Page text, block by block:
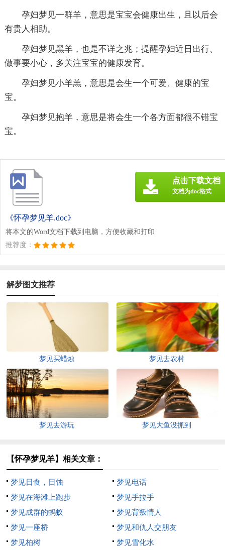
孕妇梦见一群羊，意思是宝宝会健康出生，且以后会
有贵人相助。
孕妇梦见黑羊，也是不详之兆；提醒孕妇近日出行、
做事要小心，多关注宝宝的健康发育。
孕妇梦见小羊羔，意思是会生一个可爱、健康的宝
宝。
孕妇梦见抱羊，意思是将会生一个各方面都很不错宝
宝。
《怀孕梦见羊.doc》
将本文的Word文档下载到电脑，方便收藏和打印
推荐度：
点击下载文档
文档为doc格式
解梦图文推荐
梦见买蜡烛 梦见去农村
梦见去游玩 梦见大鱼没抓到
【怀孕梦见羊】相关文章：
梦见日食，日蚀
梦见电话
梦见在海滩上跑步
梦见手拉手
梦见成群的蚂蚁
梦见背叛情人
梦见一座桥
梦见和仇人交朋友
梦见柏树
梦见雪化水